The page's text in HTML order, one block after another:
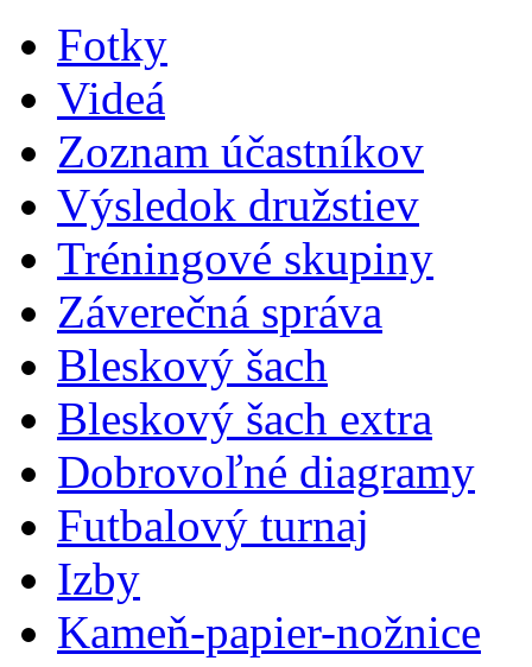
Fotky
Videá
Zoznam účastníkov
Výsledok družstiev
Tréningové skupiny
Záverečná správa
Bleskový šach
Bleskový šach extra
Dobrovoľné diagramy
Futbalový turnaj
Izby
Kameň-papier-nožnice